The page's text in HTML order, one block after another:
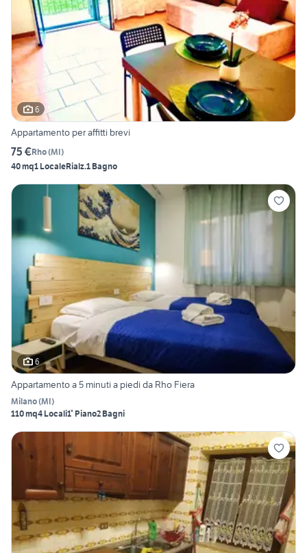
6
Appartamento per affitti brevi
75 €Rho(MI)
40 mq1 LocaleRialz.1 Bagno
6
Appartamento a 5 minuti a piedi da Rho Fiera
Milano(MI)
110 mq4 Locali1° Piano2 Bagni